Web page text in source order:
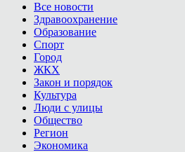
Все новости
Здравоохранение
Образование
Спорт
Город
ЖКХ
Закон и порядок
Культура
Люди с улицы
Общество
Регион
Экономика